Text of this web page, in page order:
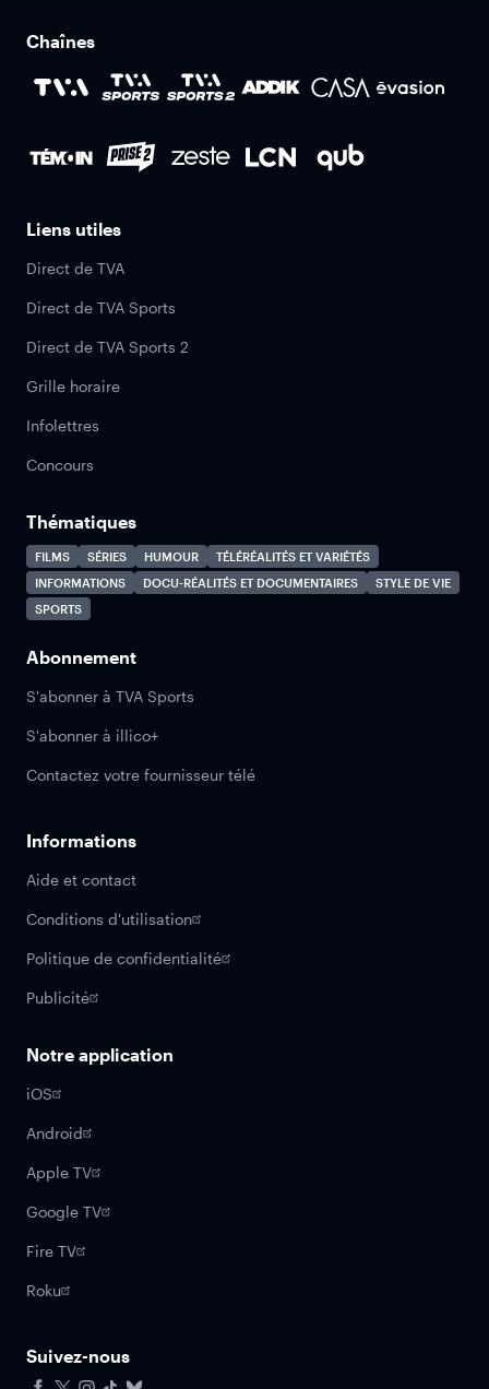
Chaînes
Liens utiles
Direct de TVA
Direct de TVA Sports
Direct de TVA Sports 2
Grille horaire
Infolettres
Concours
Thématiques
FILMS SÉRIES HUMOUR
TÉLÉRÉALITÉS ET VARIÉTÉS
INFORMATIONS
DOCU-RÉALITÉS ET DOCUMENTAIRES
STYLE DE VIE
SPORTS
Abonnement
S'abonner à TVA Sports
S'abonner à illico+
Contactez votre fournisseur télé
Informations
Aide et contact
Conditions d'utilisation
Politique de confidentialité
Publicité
Notre application
iOS
Android
Apple TV
Google TV
Fire TV
Roku
Suivez-nous